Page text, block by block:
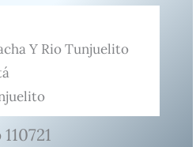
Y Rio Tunjuelito